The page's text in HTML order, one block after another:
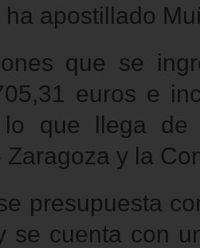
ha apostillado
que se
euros e
que llega de
Zaragoza y la
presupuesta
se cuenta con